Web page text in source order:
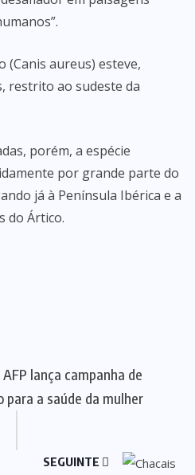
(Canis aureus) esteve,
restrito ao sudeste da
porém, a espécie
por grande parte do
já à Península Ibérica e a
do Ártico.
AFP lança campanha de
para a saúde da mulher
SEGUINTE